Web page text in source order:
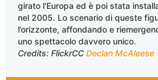
girato l'Europa ed è poi stata
nel 2005. Lo scenario di queste
l’orizzonte, affondando e
uno spettacolo davvero unico.
Credits: FlickrCC Declan McAleese